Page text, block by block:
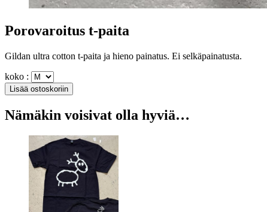
Porovaroitus t-paita
Gildan ultra cotton t-paita ja hieno painatus. Ei selkäpainatusta.
koko :
Nämäkin voisivat olla hyviä…